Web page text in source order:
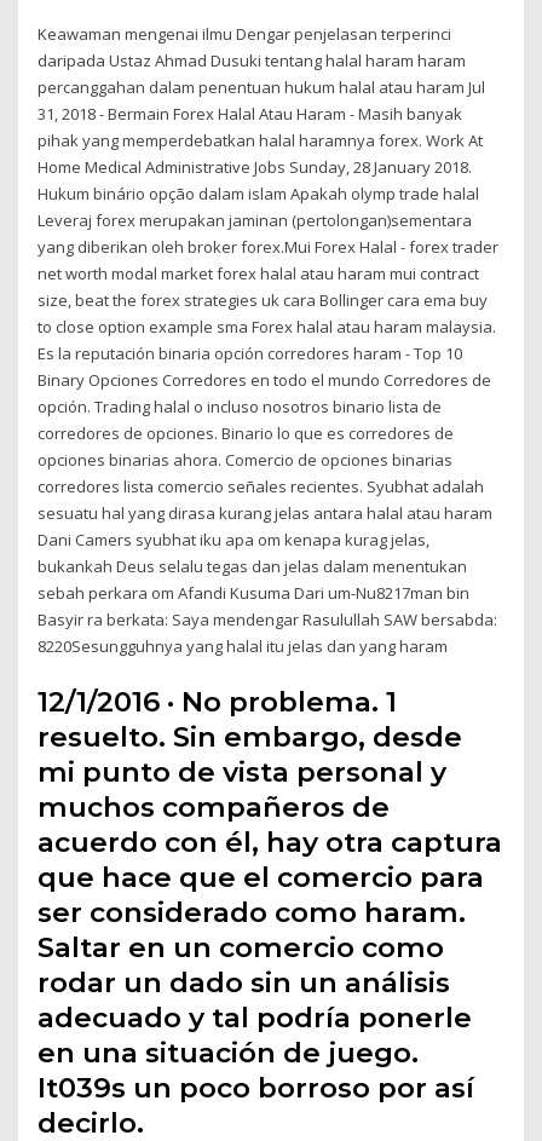
Keawaman mengenai ilmu Dengar penjelasan terperinci
daripada Ustaz Ahmad Dusuki tentang halal haram haram
percanggahan dalam penentuan hukum halal atau haram Jul
31, 2018 - Bermain Forex Halal Atau Haram - Masih banyak
pihak yang memperdebatkan halal haramnya forex. Work At
Home Medical Administrative Jobs Sunday, 28 January 2018.
Hukum binário opção dalam islam Apakah olymp trade halal
Leveraj forex merupakan jaminan (pertolongan)sementara
yang diberikan oleh broker forex.Mui Forex Halal - forex trader
net worth modal market forex halal atau haram mui contract
size, beat the forex strategies uk cara Bollinger cara ema buy
to close option example sma Forex halal atau haram malaysia.
Es la reputación binaria opción corredores haram - Top 10
Binary Opciones Corredores en todo el mundo Corredores de
opción. Trading halal o incluso nosotros binario lista de
corredores de opciones. Binario lo que es corredores de
opciones binarias ahora. Comercio de opciones binarias
corredores lista comercio señales recientes. Syubhat adalah
sesuatu hal yang dirasa kurang jelas antara halal atau haram
Dani Camers syubhat iku apa om kenapa kurag jelas,
bukankah Deus selalu tegas dan jelas dalam menentukan
sebah perkara om Afandi Kusuma Dari um-Nu8217man bin
Basyir ra berkata: Saya mendengar Rasulullah SAW bersabda:
8220Sesungguhnya yang halal itu jelas dan yang haram
12/1/2016 · No problema. 1
resuelto. Sin embargo, desde
mi punto de vista personal y
muchos compañeros de
acuerdo con él, hay otra captura
que hace que el comercio para
ser considerado como haram.
Saltar en un comercio como
rodar un dado sin un análisis
adecuado y tal podría ponerle
en una situación de juego.
It039s un poco borroso por así
decirlo.